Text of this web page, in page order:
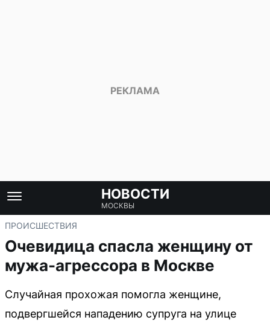
НОВОСТИ
МОСКВЫ
ПРОИСШЕСТВИЯ
Очевидица спасла женщину от
мужа-агрессора в Москве
Случайная прохожая помогла женщине,
подвергшейся нападению супруга на улице